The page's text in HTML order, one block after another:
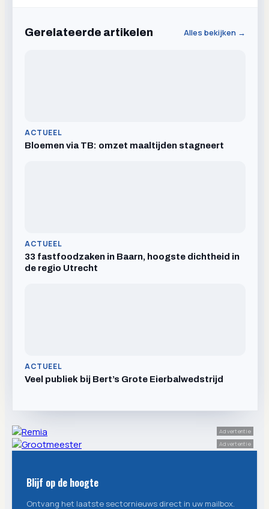
Gerelateerde artikelen Alles bekijken →
ACTUEEL
Bloemen via TB: omzet maaltijden stagneert
ACTUEEL
33 fastfoodzaken in Baarn, hoogste dichtheid in
de regio Utrecht
ACTUEEL
Veel publiek bij Bert’s Grote Eierbalwedstrijd
Advertentie
Advertentie
Blijf op de hoogte
Ontvang het laatste sectornieuws direct in uw mailbox.